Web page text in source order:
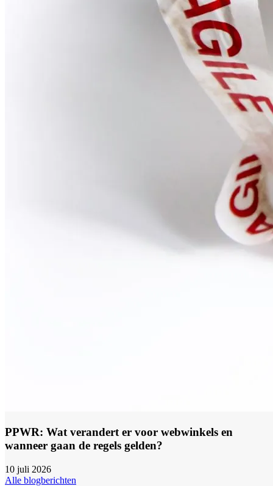
PPWR: Wat verandert er voor webwinkels en
wanneer gaan de regels gelden?
10 juli 2026
Alle blogberichten